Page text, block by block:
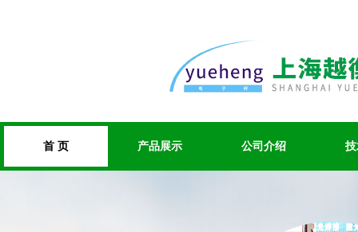
首 页 产品展示 公司介绍